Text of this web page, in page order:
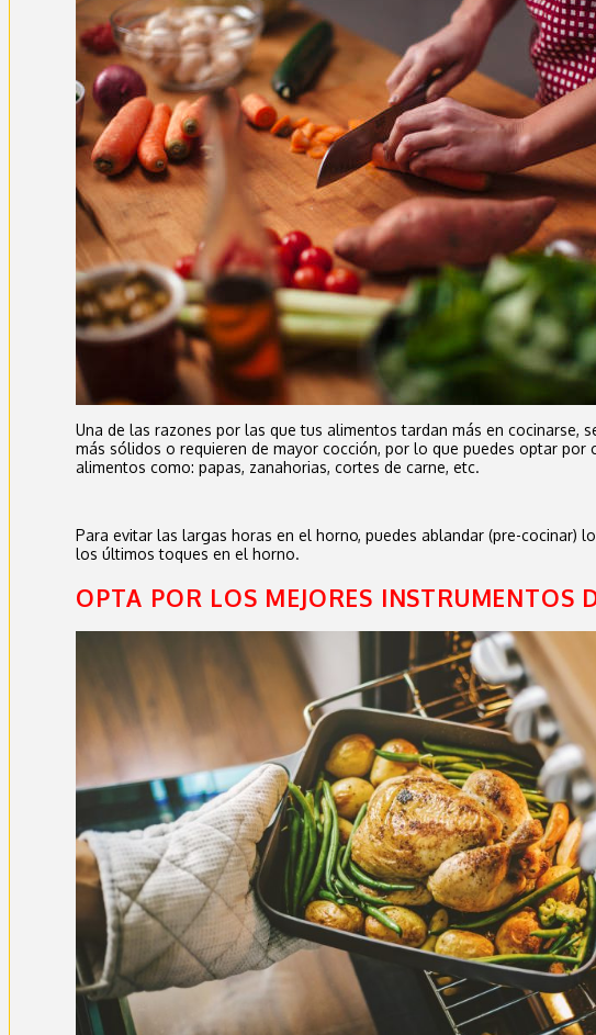
Una de las razones por las que tus alimentos tardan más en cocinarse,
más sólidos o requieren de mayor cocción, por lo que puedes optar por
alimentos como: papas, zanahorias, cortes de carne, etc.
Para evitar las largas horas en el horno, puedes ablandar (pre-cocinar)
los últimos toques en el horno.
OPTA POR LOS MEJORES INSTRUMENTOS